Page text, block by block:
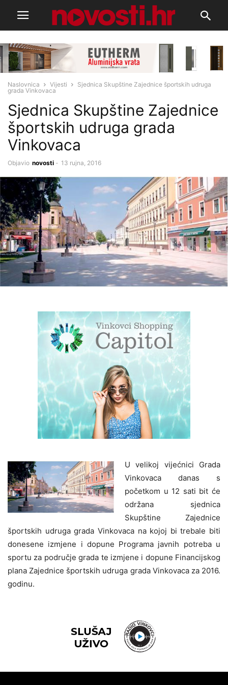
Naslovnica Vijesti
Sjednica Skupštine Zajednice športskih udruga
grada Vinkovaca
Sjednica Skupštine Zajednice
športskih udruga grada
Vinkovaca
Objavio novosti - 13 rujna, 2016
U velikoj vijećnici Grada
Vinkovaca danas s
početkom u 12 sati bit će
održana sjednica
Skupštine Zajednice
športskih udruga grada Vinkovaca na kojoj bi trebale biti
donesene izmjene i dopune Programa javnih potreba u
sportu za područje grada te izmjene i dopune Financijskog
plana Zajednice športskih udruga grada Vinkovaca za 2016.
godinu.